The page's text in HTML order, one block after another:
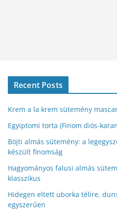
Recent Posts
Krem a la krem sütemény
Egyiptomi torta (Finom diós-
Böjti almás sütemény: a
készült finomság
Hagyományos falusi almás
klasszikus
Hidegen eltett uborka télire,
egyszerűen